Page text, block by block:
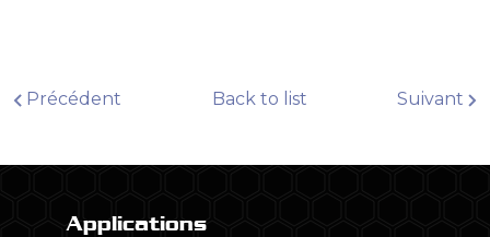
Précédent Back to list Suivant
Applications